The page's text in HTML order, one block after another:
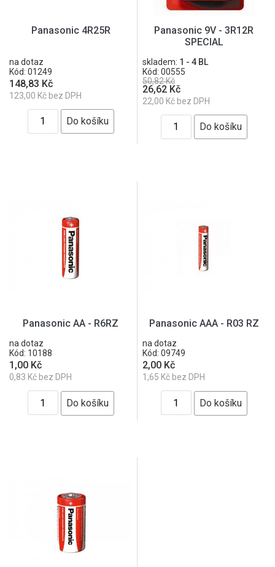
Panasonic 4R25R
na dotaz
Kód: 01249
148,83 Kč
123,00 Kč bez DPH
Panasonic 9V - 3R12R
SPECIAL
skladem: 1 - 4 BL
Kód: 00555
50,82 Kč
26,62 Kč
22,00 Kč bez DPH
Panasonic AA - R6RZ
na dotaz
Kód: 10188
1,00 Kč
0,83 Kč bez DPH
Panasonic AAA - R03 RZ
na dotaz
Kód: 09749
2,00 Kč
1,65 Kč bez DPH